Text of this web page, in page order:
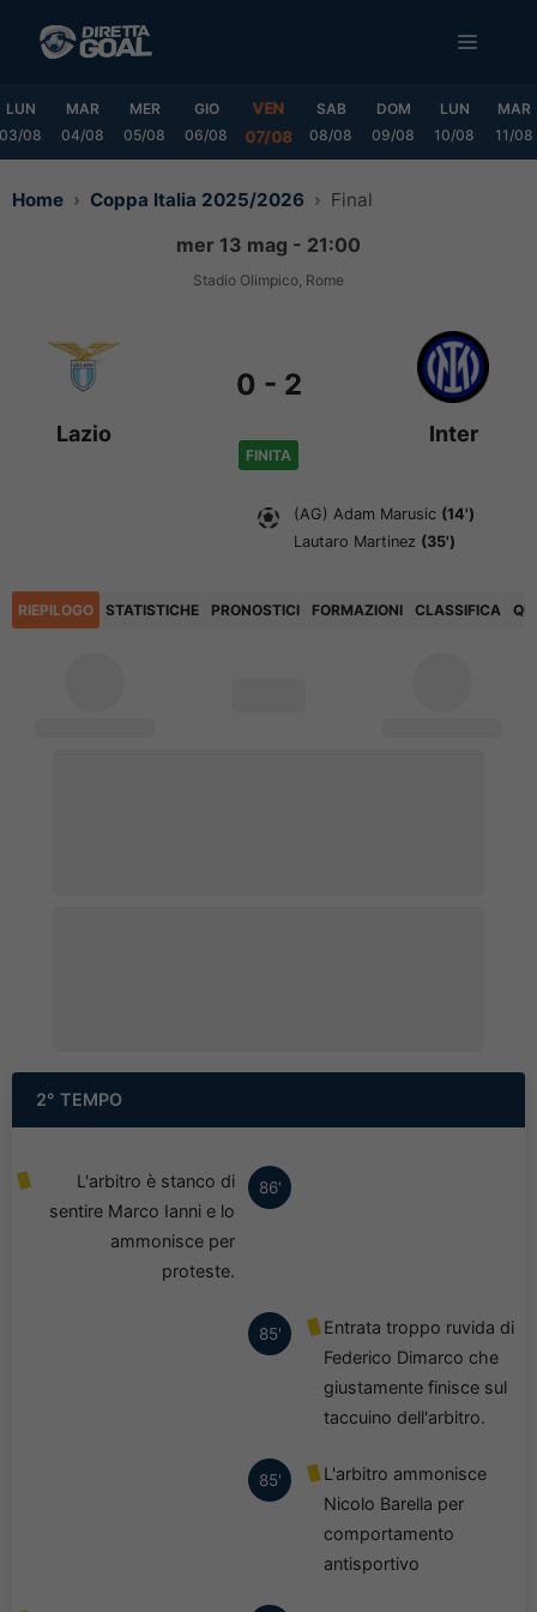
MENU
LUN
03/08
MAR
04/08
MER
05/08
GIO
06/08
VEN
07/08
SAB
08/08
DOM
09/08
LUN
10/08
MAR
11/08
Home Coppa Italia 2025/2026 Final
mer 13 mag - 21:00
Stadio Olimpico, Rome
Lazio
0 - 2
FINITA
Inter
(AG) Adam Marusic (14')
Lautaro Martinez (35')
RIEPILOGO STATISTICHE PRONOSTICI FORMAZIONI CLASSIFICA
2° TEMPO
86'
L'arbitro è stanco di
sentire Marco Ianni e lo
ammonisce per
proteste.
85'
Entrata troppo ruvida di
Federico Dimarco che
giustamente finisce sul
taccuino dell'arbitro.
85'
L'arbitro ammonisce
Nicolo Barella per
comportamento
antisportivo